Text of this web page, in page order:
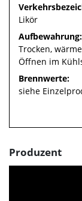
Likör
Aufbewahrung:
Trocken,
Öffnen im
Brennwerte:
siehe
Produzent